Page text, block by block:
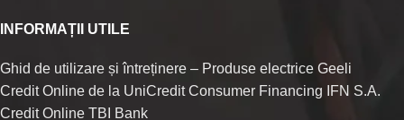
INFORMAȚII UTILE
Ghid de utilizare și întreținere – Produse electrice Geeli
Credit Online de la UniCredit Consumer Financing IFN S.A.
Credit Online TBI Bank